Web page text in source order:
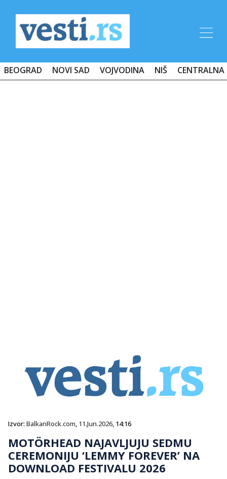
BEOGRAD NOVI SAD VOJVODINA NIŠ CENTRALNA
Izvor: BalkanRock.com, 11.Jun.2026, 14:16
MOTÖRHEAD NAJAVLJUJU SEDMU
CEREMONIJU ‘LEMMY FOREVER’ NA
DOWNLOAD FESTIVALU 2026